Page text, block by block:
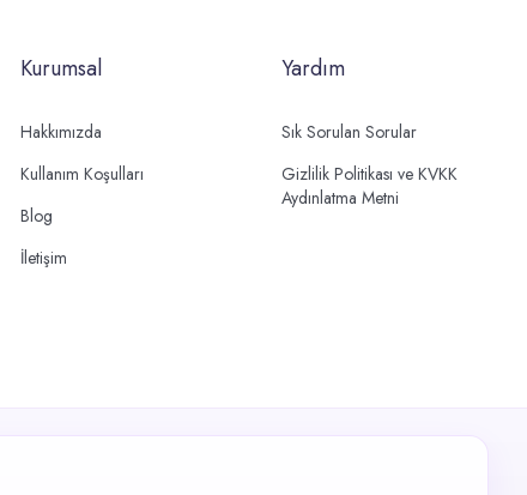
Kurumsal
Hakkımızda
Kullanım Koşulları
Blog
İletişim
Yardım
Sık Sorulan Sorular
Gizlilik Politikası ve KVKK
Aydınlatma Metni